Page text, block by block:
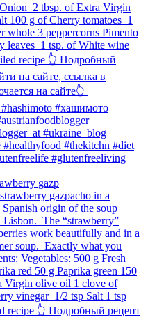
gazp